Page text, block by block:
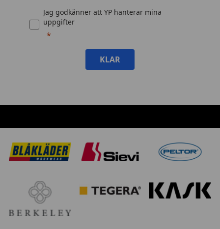
Jag godkänner att YP hanterar mina
uppgifter
KLAR